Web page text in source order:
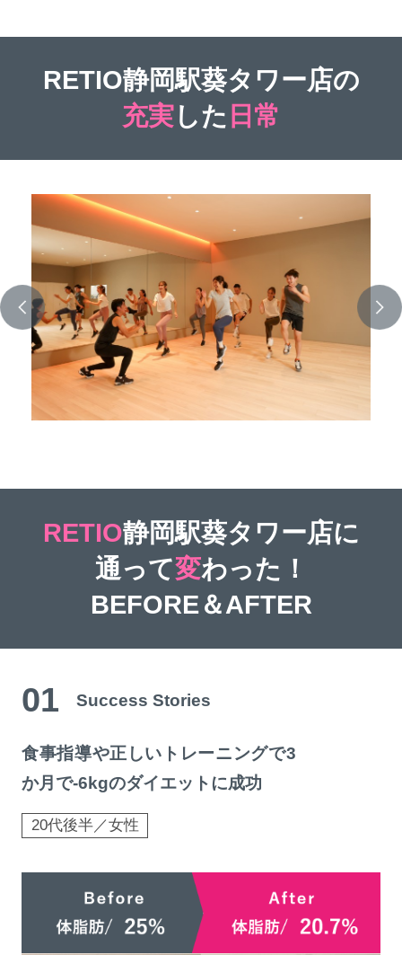
RETIO静岡駅葵タワー店の
充実した 日常
RETIO静岡駅葵タワー店に
通って変わった！
BEFORE＆AFTER
01 Success Stories
食事指導や正しいトレーニングで3
か月で-6kgのダイエットに成功
20代後半／女性